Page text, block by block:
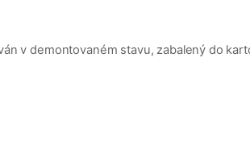
v demontovaném stavu, zabalený do